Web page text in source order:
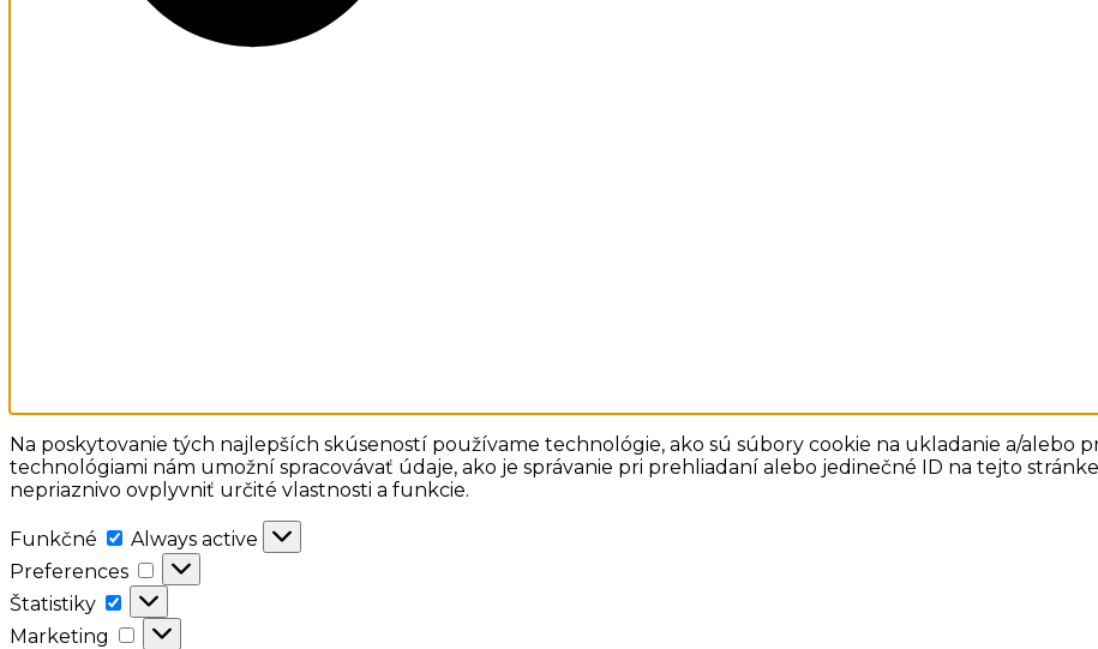
Na poskytovanie tých najlepších skúseností používame technológie, ako sú súbory cookie na ukladanie a/alebo
technológiami nám umožní spracovávať údaje, ako je správanie pri prehliadaní alebo jedinečné ID na tejto
nepriaznivo ovplyvniť určité vlastnosti a funkcie.
Funkčné Funkčné
Always active
Preferences
Preferences
Štatistiky
Štatistiky
Marketing
Marketing